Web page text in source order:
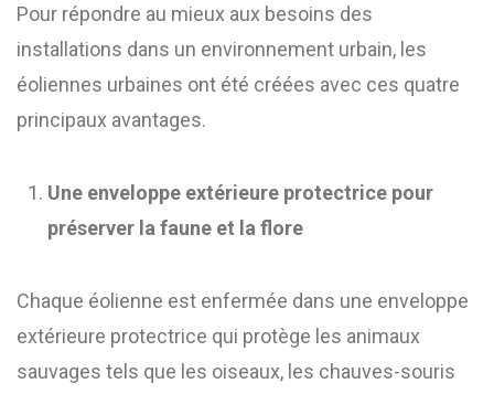
Pour répondre au mieux aux besoins des
installations dans un environnement urbain, les
éoliennes urbaines ont été créées avec ces quatre
principaux avantages.
Une enveloppe extérieure protectrice pour
préserver la faune et la flore
Chaque éolienne est enfermée dans une enveloppe
extérieure protectrice qui protège les animaux
sauvages tels que les oiseaux, les chauves-souris